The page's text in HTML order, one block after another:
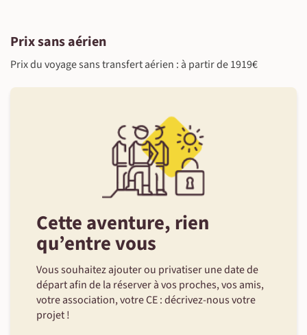
Prix sans aérien
Prix du voyage sans transfert aérien : à partir de 1919€
Cette aventure, rien
qu’entre vous
Vous souhaitez ajouter ou privatiser une date de
départ afin de la réserver à vos proches, vos amis,
votre association, votre CE : décrivez-nous votre
projet !